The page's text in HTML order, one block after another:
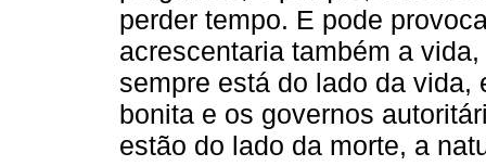
perder tempo. E pode
acrescentaria também a
sempre está do lado da
bonita e os governos
estão do lado da morte, a